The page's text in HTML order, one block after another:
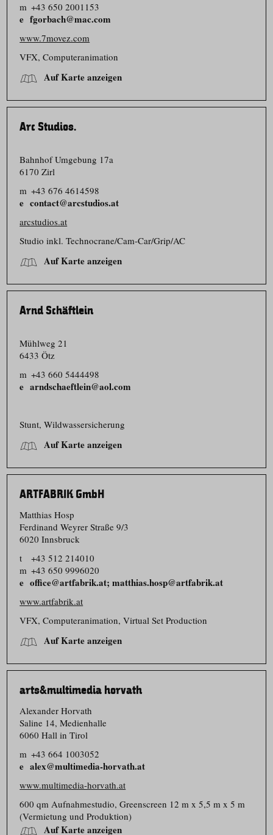
m +43 650 2001153
fgorbach@mac.com
www.7movez.com
VFX, Computer­animation
Auf Karte anzeigen
Arc Studios.
Bahnhof Umgebung 17a
6170 Zirl
m +43 676 4614598
contact@arcstudios.at
arcstudios.at
Studio inkl. Technocrane/​Cam-Car/​Grip/​AC
Auf Karte anzeigen
Arnd Schäftlein
Mühlweg 21
6433 Ötz
m +43 660 5444498
arndschaeftlein@aol.com
Stunt, Wildwasser­sicherung
Auf Karte anzeigen
ARTFABRIK GmbH
Matthias Hosp
Ferdinand Weyrer Straße 9/​3
6020 Innsbruck
t
+43 512 214010
m +43 650 9996020
office@artfabrik.at; matthias.hosp@artfabrik.at
www.artfabrik.at
VFX, Computer­animation, Virtual Set Production
Auf Karte anzeigen
arts&multimedia horvath
Alexander Horvath
Saline 14, Medienhalle
6060 Hall in Tirol
m +43 664 1003052
alex@multimedia-horvath.at
www.multimedia-horvath.at
600 qm Aufnahmestudio, Greenscreen 12 m x 5,5 m x 5 m
(Vermietung und Produktion)
Auf Karte anzeigen